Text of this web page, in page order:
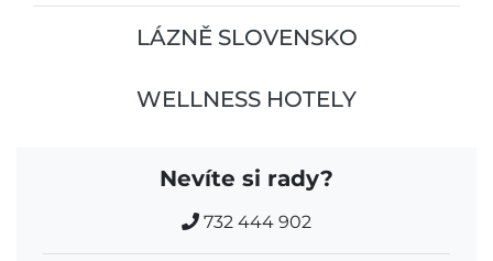
LÁZNĚ SLOVENSKO
WELLNESS HOTELY
Nevíte si rady?
732 444 902